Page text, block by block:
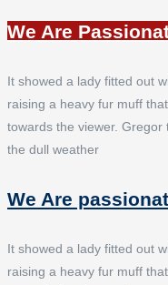
We Are
It showed a lady fitted out
raising a heavy fur muff
towards the viewer.
the dull weather
We Are
It showed a lady fitted out
raising a heavy fur muff